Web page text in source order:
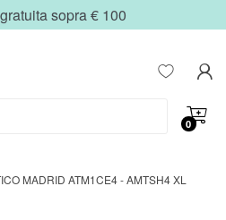
sopra € 100
0
MADRID ATM1CE4 - AMTSH4 XL